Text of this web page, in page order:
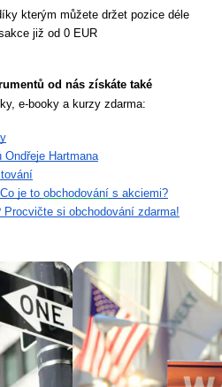
kterým můžete držet pozice déle
již od 0 EUR
od nás získáte také
e-booky a kurzy zdarma:
Ondřeje Hartmana
je to obchodování s akciemi?
si obchodování zdarma!